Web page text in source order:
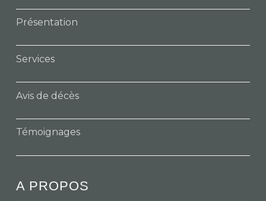
Présentation
Services
Avis de décès
Témoignages
A PROPOS